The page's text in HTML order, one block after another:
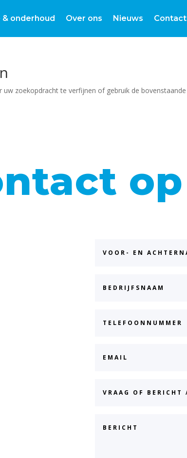
& onderhoud Over ons Nieuws Contact
zoekopdracht te verfijnen of gebruik de bovenstaande
op